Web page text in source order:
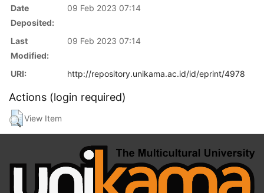
Date
Deposited:
09 Feb 2023 07:14
Last
Modified:
09 Feb 2023 07:14
URI: http://repository.unikama.ac.id/id/eprint/4978
Actions (login required)
View Item